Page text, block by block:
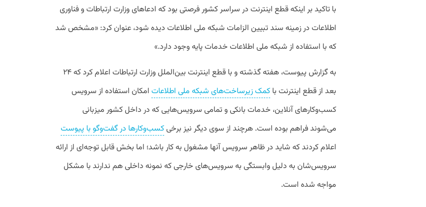
با تاکید بر اینکه قطع اینترنت در سراسر کشور فرصتی بود که ادعاهای وزارت ارتباطات و فناوری
اطلاعات در زمینه سند تبیین الزامات شبکه ملی اطلاعات دیده شود، عنوان کرد: «مشخص شد
که با استفاده از شبکه ملی اطلاعات خدمات پایه وجود دارد.»
به گزارش پیوست، هفته گذشته و با قطع اینترنت بین‌الملل وزارت ارتباطات اعلام کرد‌ که ۲۴
بعد از قطع اینترنت باکمک زیرساخت‌های شبکه ملی اطلاعات امکان استفاده از سرویس
کسب‌وکارهای آنلاین،‌ خدمات بانکی و تمامی سرویس‌هایی که در داخل کشور میزبانی
می‌شوند فراهم بوده است. هرچند از سوی دیگر نیز برخیکسب‌وکارها در گفت‌وگو با پیوست
اعلام کردند که شاید در ظاهر سرویس‌ آنها مشغول به کار باشد؛ اما بخش قابل توجه‌ای از ارائه
سرویس‌شان به دلیل وابستگی به سرویس‌های خارجی که نمونه داخلی هم ندارند با مشکل
مواجه شده است.